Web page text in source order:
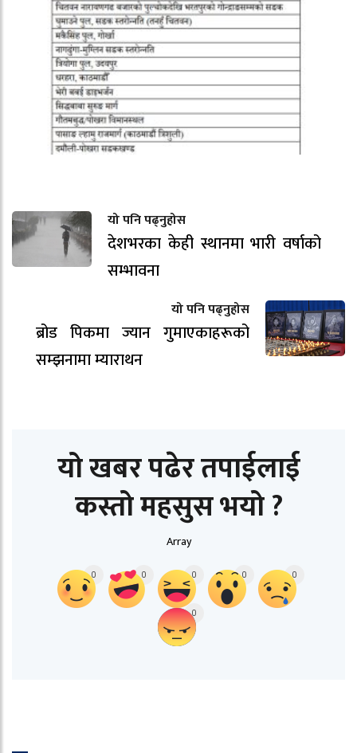
यो पनि पढ्नुहोस
देशभरका केही स्थानमा भारी वर्षाको
सम्भावना
यो पनि पढ्नुहोस
ब्रोड पिकमा ज्यान गुमाएकाहरूको
सम्झनामा म्याराथन
यो खबर पढेर तपाईलाई
कस्तो महसुस भयो ?
Array
0 0 0 0 0
0